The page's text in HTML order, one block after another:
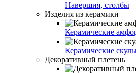
Навершия, столбы
Изделия из керамики
Керамические
Керамические
Декоративный плетень